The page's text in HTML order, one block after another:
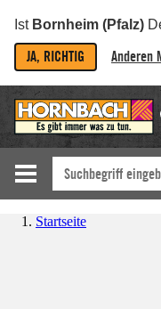
Ist Bornheim (Pfalz)
JA, RICHTIG Anderen
Startseite